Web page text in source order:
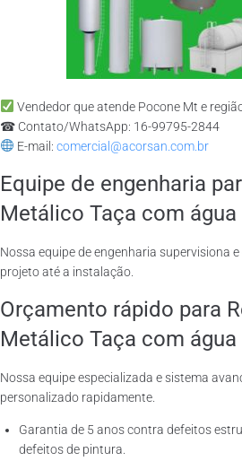
Vendedor que atende Pocone Mt e
☎ Contato/WhatsApp: 16-99795-2844
E-mail: comercial@acorsan.com.br
Equipe de engenharia
Metálico Taça com água
Nossa equipe de engenharia supervisiona
projeto até a instalação.
Orçamento rápido para
Metálico Taça com água
Nossa equipe especializada e sistema
personalizado rapidamente.
Garantia de 5 anos contra defeitos
defeitos de pintura.